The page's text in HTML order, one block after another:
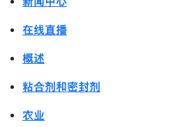
在线直播
概述
粘合剂和密封剂
农业